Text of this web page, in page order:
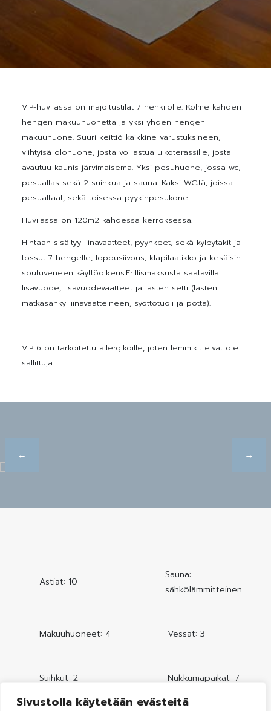
Sivustolla käytetään evästeitä
VIP-huvilassa on majoitustilat 7 henkilölle. Kolme kahden
hengen makuuhuonetta ja yksi yhden hengen
makuuhuone. Suuri keittiö kaikkine varustuksineen,
viihtyisä olohuone, josta voi astua ulkoterassille, josta
avautuu kaunis järvimaisema. Yksi pesuhuone, jossa wc,
pesuallas sekä 2 suihkua ja sauna. Kaksi WC:tä, joissa
pesualtaat, sekä toisessa pyykinpesukone.
Huvilassa on 120m2 kahdessa kerroksessa.
Hintaan sisältyy liinavaatteet, pyyhkeet, sekä kylpytakit ja -
tossut 7 hengelle, loppusiivous, klapilaatikko ja kesäisin
soutuveneen käyttöoikeus.Erillismaksusta saatavilla
lisävuode, lisävuodevaatteet ja lasten setti (lasten
matkasänky liinavaatteineen, syöttötuoli ja potta).
VIP 6 on tarkoitettu allergikoille, joten lemmikit eivät ole
sallittuja.
Astiat: 10
Sauna:
sähkölämmitteinen
Makuuhuoneet: 4 Vessat: 3
Suihkut: 2 Nukkumapaikat: 7